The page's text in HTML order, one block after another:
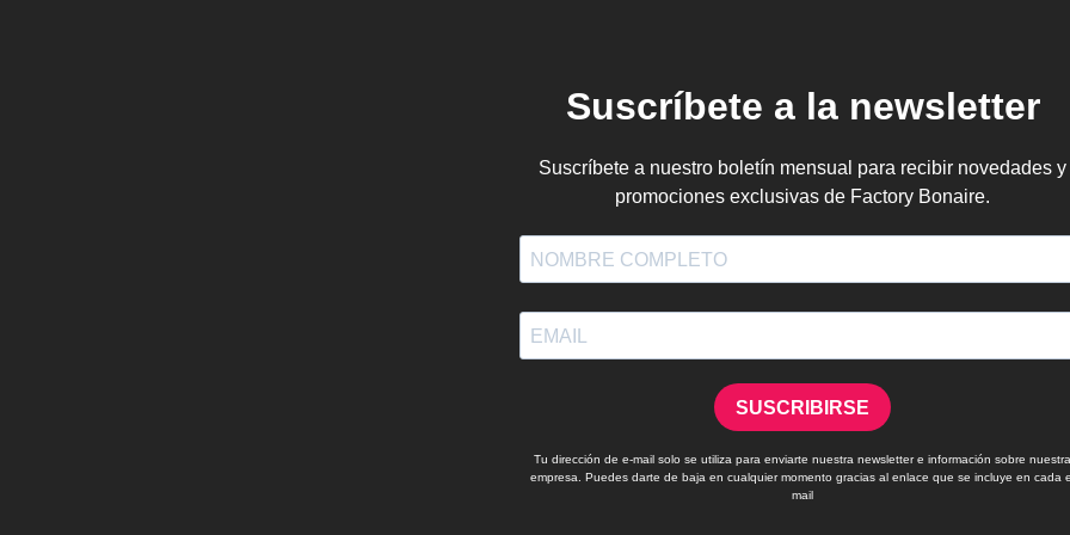
Suscríbete a la newsletter
Suscríbete a nuestro boletín mensual para recibir novedades y
promociones exclusivas de Factory Bonaire.
SUSCRIBIRSE
Tu dirección de e-mail solo se utiliza para enviarte nuestra newsletter e información sobre nuestra
empresa. Puedes darte de baja en cualquier momento gracias al enlace que se incluye en cada
mail